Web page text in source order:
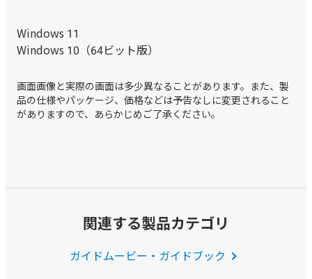
Windows 11
Windows 10（64ビット版）
関連する製品カテゴリ
ガイドムービー・ガイドブック